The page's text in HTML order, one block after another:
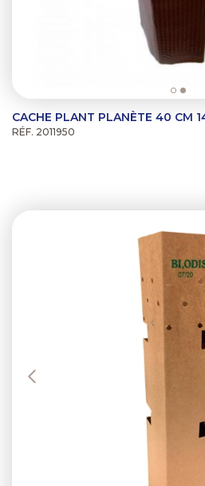
CACHE PLANT PLANÈTE 40 CM
RÉF. 2011950